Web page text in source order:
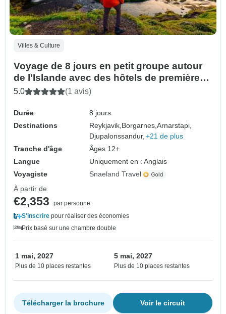
Villes & Culture
Voyage de 8 jours en petit groupe autour
de l'Islande avec des hôtels de première
classe
5.0 (1 avis)
Durée
8 jours
Destinations
Reykjavik,Borgarnes,Arnarstapi,
Djupalonssandur, +21 de plus
Tranche d'âge
Âges 12+
Langue
Uniquement en : Anglais
Voyagiste
Snaeland Travel
À partir de
€2,353
par personne
S'inscrire pour réaliser des économies
Prix basé sur une chambre double
1 mai, 2027
Plus de 10 places restantes
5 mai, 2027
Plus de 10 places restantes
Voir le circuit
Télécharger la brochure